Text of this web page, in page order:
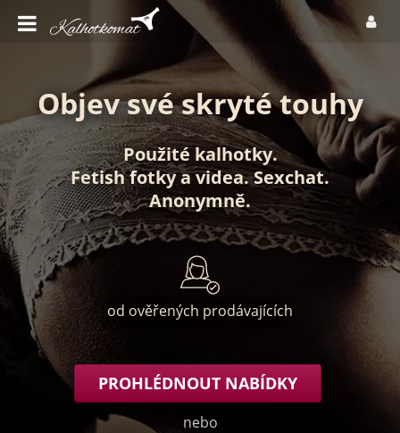
Objev své skryté touhy
Použité kalhotky.
Fetish fotkyavidea.Sexchat.
Anonymně.
od ověřených prodávajících
PROHLÉDNOUT NABÍDKY
nebo